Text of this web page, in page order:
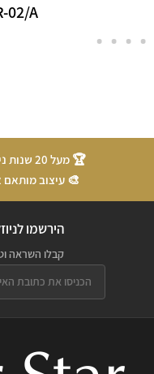
02/A
🏆 מעל 20 שנות ניסיון
🎨 עיצוב מותאם
הירשמו
קבלו השראה